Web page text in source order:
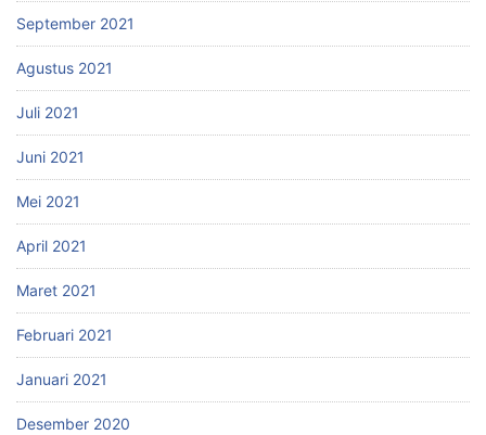
September 2021
Agustus 2021
Juli 2021
Juni 2021
Mei 2021
April 2021
Maret 2021
Februari 2021
Januari 2021
Desember 2020